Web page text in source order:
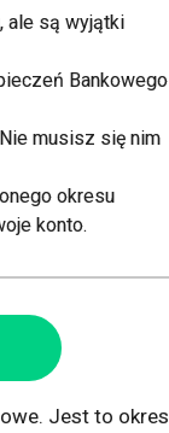
ale są wyjątki
Bankowego
musisz się nim
okresu
konto.
Jest to okres